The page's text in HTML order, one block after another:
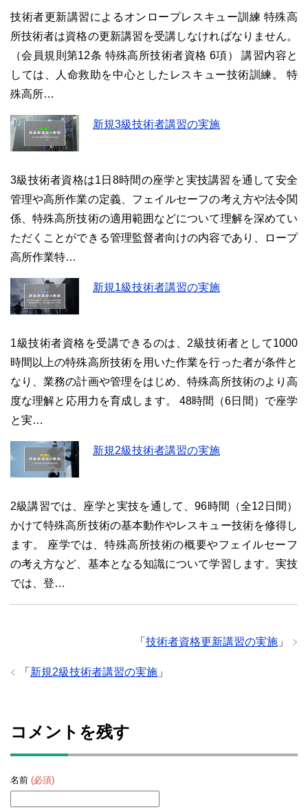
技術者更新講習によるオンロープレスキュー訓練 特殊高
所技術者は資格の更新講習を受講しなければなりません。
（会員規則第12条 特殊高所技術者資格 6項） 講習内容と
しては、人命救助を中心としたレスキュー技術訓練。 特
殊高所…
新規3級技術者講習の実施
3級技術者資格は1日8時間の座学と実技講習を通して安全
管理や高所作業の定義、フェイルセーフの考え方や法令関
係、特殊高所技術の適用範囲などについて理解を深めてい
ただくことができる管理監督者向けの内容であり、ロープ
高所作業特…
新規1級技術者講習の実施
1級技術者資格を受講できるのは、2級技術者として1000
時間以上の特殊高所技術を用いた作業を行った者が条件と
なり、業務の計画や管理をはじめ、特殊高所技術のより高
度な理解と応用力を育成します。 48時間（6日間）で座学
と実…
新規2級技術者講習の実施
2級講習では、座学と実技を通して、96時間（全12日間）
かけて特殊高所技術の基本動作やレスキュー技術を修得し
ます。 座学では、特殊高所技術の概要やフェイルセーフ
の考え方など、基本となる知識について学習します。実技
では、登…
「 技術者資格更新講習の実施 」
「 新規2級技術者講習の実施 」
コメントを残す
名前 (必須)